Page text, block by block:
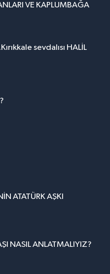
VE KAPLUMBAĞA
sevdalısı HALİL
ATATÜRK AŞKI
NASIL ANLATMALIYIZ?